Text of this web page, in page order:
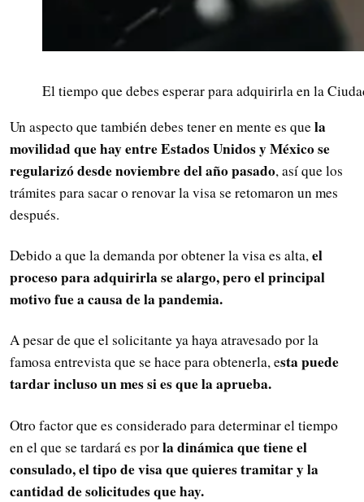
El tiempo que debes esperar para adquirirla en la
Un aspecto que también debes tener en mente es quela
movilidad que hay entre Estados Unidos y México se
regularizó desde noviembre del año pasado, así que los
trámites para sacar o renovar la visa se retomaron un mes
después.
Debido a que la demanda por obtener la visa es alta,el
proceso para adquirirla se alargo, pero el principal
motivo fue a causa de la pandemia.
A pesar de que el solicitante ya haya atravesado por la
famosa entrevista que se hace para obtenerla, esta puede
tardar incluso un mes si es que la aprueba.
Otro factor que es considerado para determinar el tiempo
en el que se tardará es porla dinámica que tiene el
consulado, el tipo de visa que quieres tramitar y la
cantidad de solicitudes que hay.